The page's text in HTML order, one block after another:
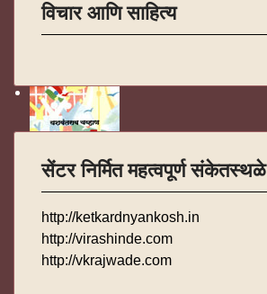
विचार आणि साहित्य
सेंटर निर्मित महत्वपूर्ण संकेतस्थळे
http://ketkardnyankosh.in
http://virashinde.com
http://vkrajwade.com